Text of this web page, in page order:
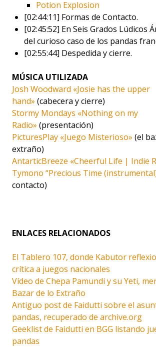
Potion Explosion
[02:44:11] Formas de Contacto.
[02:45:52] En Seis Grados Lúdicos
del curioso caso de los pandas
[02:55:44] Despedida y cierre.
MÚSICA UTILIZADA
Josh Woodward «Josie has the upper
hand» (cabecera y cierre)
Stormy Mondays «Nothing on my
Radio» (presentación)
PicturesPlay «Juego Misterioso» (el
extraño)
AntarticBreeze «Cheerful Life | Indie
Tymono “Precious Time
contacto)
ENLACES RELACIONADOS
El Tablero 107, donde Kabutor
crítica a juegos nacionales
Vídeo de Chepa Pamundi y su Yeti,
Bazar de lo Extraño
Antiguo post de Faidutti sobre el
pandas, recuperado de archive.org
Geeklist de Faidutti en BGG listando
pandas